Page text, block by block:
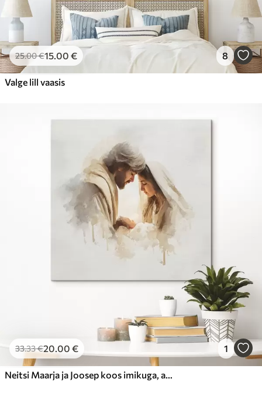
25.00€15.00 € 8
Valge lill vaasis
33.33€20.00 € 1
Neitsi Maarja ja Joosep koos imikuga, akvarellistiilis